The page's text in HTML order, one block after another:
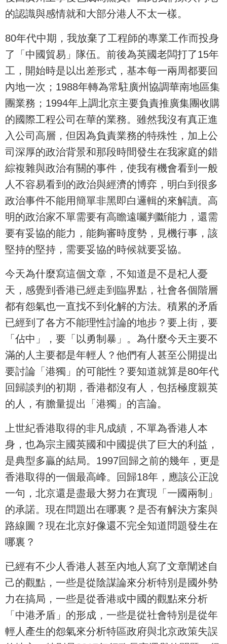
的認識與感情就和大部分港人不太一樣。
80年代中期，我放棄了工程師的專業工作而投身
了「中國貿易」隊伍。前後為英國老闆打了15年
工，開始時是以出差形式，基本每一兩周都要回
內地一次；1988年轉為常駐廣州協調華南地區集
團業務；1994年上調北京主要負責推廣集團收購
的國際工程公司在華的業務。雖然我沒有真正進
入公司高層，但因為負責業務的特殊性，加上公
司深厚的政治背景和那段時間發生在我家庭的錯
綜複雜與政治有關的事件，使我有機會看到一般
人不容易看到的政治與經濟的博弈，明白到很多
政治事件不能用簡單非黑即白邏輯的來解讀。高
明的政治家不單需要有高瞻遠囑判斷能力，還需
要有妥協的能力，能夠審時度勢，見機行事，該
堅持的堅持，需要妥協的時候就要妥協。
今天為什麼寫這個文章，不知道是不是杞人憂
天，感覺到香港已經走到臨界點，社會各個階層
都有怨氣也一直找不到化解的方法。積累的矛盾
已經到了各方不能理性討論的地步？要上街，要
「佔中」，要「以勇制暴」。為什麼今天主要不
滿的人主要都是年輕人？他們有人甚至公開提出
要討論「港獨」的可能性？要知道就算是80年代
回歸談判的初期，香港都沒有人，包括極度親英
的人，有膽量提出「港獨」的言論。
上世紀香港取得的非凡成績，不單為香港人本
身，也為宗主國英國和中國提供了巨大的利益，
是典型多贏的結局。1997回歸之前的幾年，更是
香港取得的一個最高峰。回歸18年，應該公正說
一句，北京還是盡最大努力在實現「一國兩制」
的承諾。現在問題出在哪裏？是否有解決方案與
路線圖？現在北京好像還不完全知道問題發生在
哪裏？
已經有不少人香港人甚至內地人寫了文章闡述自
己的觀點，一些是從陰謀論來分析特別是國外勢
力在搞局，一些是從香港或中國的觀點來分析
「中港矛盾」的形成，一些是從社會特別是從年
輕人產生的怨氣來分析特區政府與北京政策失誤